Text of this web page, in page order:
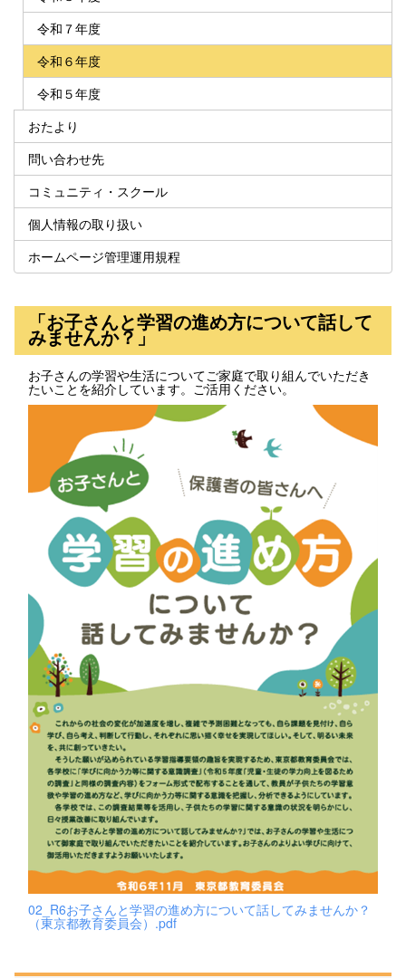
令和７年度
令和６年度
令和５年度
おたより
問い合わせ先
コミュニティ・スクール
個人情報の取り扱い
ホームページ管理運用規程
「お子さんと学習の進め方について話して
みませんか？」
お子さんの学習や生活についてご家庭で取り組んでいただき
たいことを紹介しています。ご活用ください。
02_R6お子さんと学習の進め方について話してみませんか？
（東京都教育委員会）.pdf